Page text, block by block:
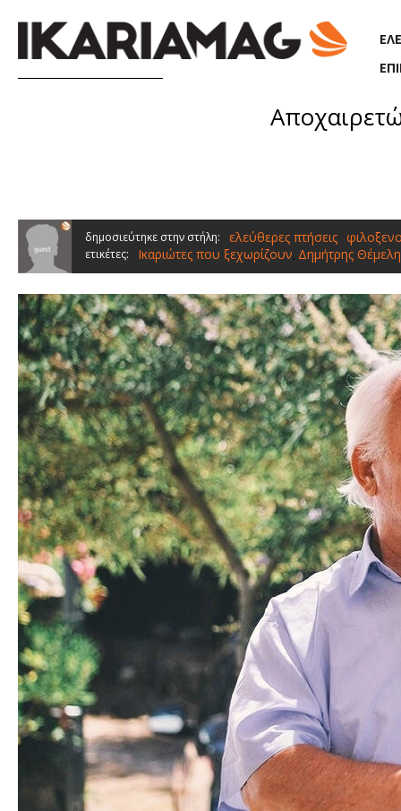
δημοσιεύτηκε στην στήλη: ελεύθερες πτήσεις
ετικέτες: Ικαριώτες που ξεχωρίζουν, Δημήτρης